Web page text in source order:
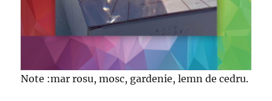
Note :mar rosu, mosc, gardenie, lemn de cedru.